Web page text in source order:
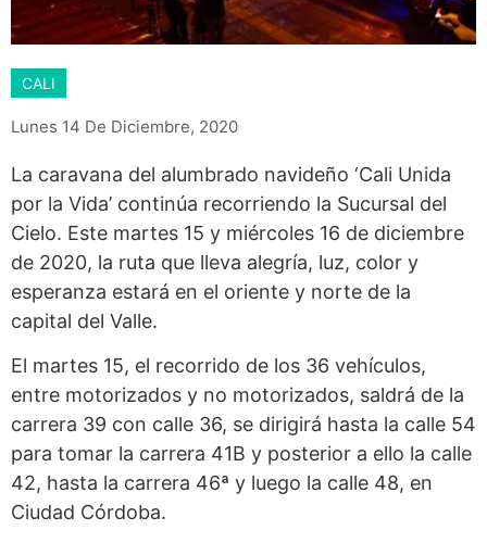
CALI
Lunes 14 De Diciembre, 2020
La caravana del alumbrado navideño ‘Cali Unida
por la Vida’ continúa recorriendo la Sucursal del
Cielo. Este martes 15 y miércoles 16 de diciembre
de 2020, la ruta que lleva alegría, luz, color y
esperanza estará en el oriente y norte de la
capital del Valle.
El martes 15, el recorrido de los 36 vehículos,
entre motorizados y no motorizados, saldrá de la
carrera 39 con calle 36, se dirigirá hasta la calle 54
para tomar la carrera 41B y posterior a ello la calle
42, hasta la carrera 46ª y luego la calle 48, en
Ciudad Córdoba.